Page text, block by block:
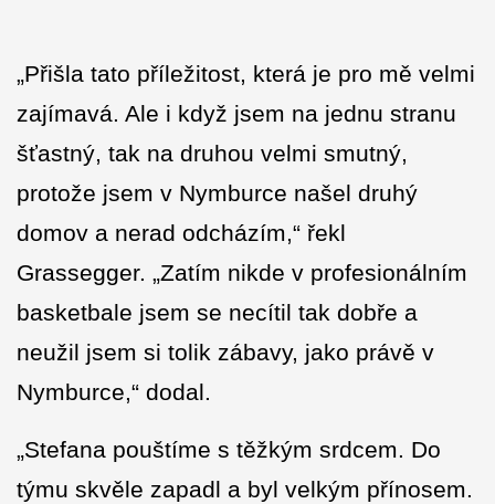
„Přišla tato příležitost, která je pro mě velmi
zajímavá. Ale i když jsem na jednu stranu
šťastný, tak na druhou velmi smutný,
protože jsem v Nymburce našel druhý
domov a nerad odcházím,“ řekl
Grassegger. „Zatím nikde v profesionálním
basketbale jsem se necítil tak dobře a
neužil jsem si tolik zábavy, jako právě v
Nymburce,“ dodal.
„Stefana pouštíme s těžkým srdcem. Do
týmu skvěle zapadl a byl velkým přínosem.